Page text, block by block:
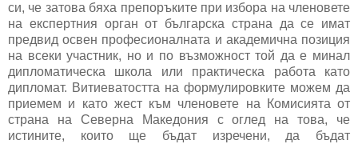
си, че затова бяха препоръките при избора на членовете
на експертния орган от българска страна да се имат
предвид освен професионалната и академична позиция
на всеки участник, но и по възможност той да е минал
дипломатическа школа или практическа работа като
дипломат. Витиеватостта на формулировките можем да
приемем и като жест към членовете на Комисията от
страна на Северна Македония с оглед на това, че
истините, които ще бъдат изречени, да бъдат